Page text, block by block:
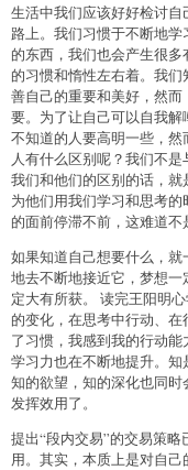
生活中我们应该好好检讨
路上。我们习惯于不断地
的东西，我们也会产生很
的习惯和惰性左右着。我
善自己的重要和美好，然
要。为了让自己可以自我
不知道的人要高明一些，
人有什么区别呢？我们不
我们和他们的区别的话，
为他们用我们学习和思考
的面前停滞不前，这难道
如果知道自己想要什么，
地去不断地接近它，梦想
定大有所获。 读完王阳明
的变化，在思考中行动、
了习惯，我感到我的行动
学习力也在不断地提升。
知的欲望，知的深化也同
发挥效用了。
提出“段内交易”的交易策
用。其实，本质上是对自